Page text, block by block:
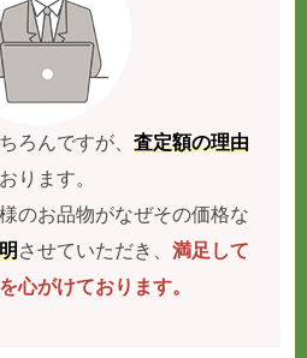
ろんですが、査定額の理由
ります。
のお品物がなぜその価格な
させていただき、満足して
心がけております。